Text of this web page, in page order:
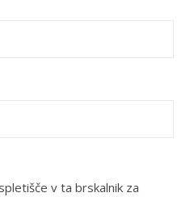
v ta brskalnik za